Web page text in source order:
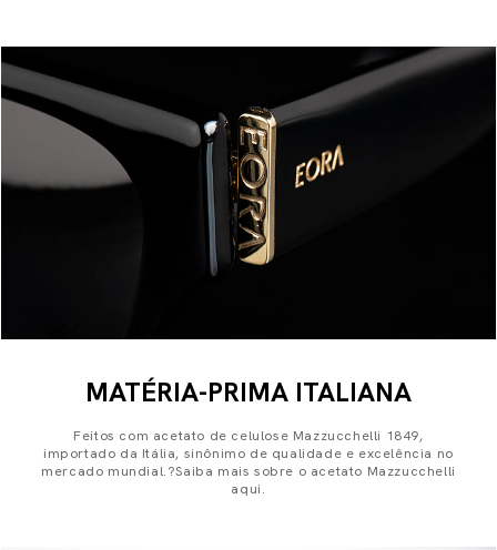
MATÉRIA-PRIMA ITALIANA
Feitos com acetato de celulose Mazzucchelli 1849,
importado da Itália, sinônimo de qualidade e excelência no
mercado mundial.?Saiba mais sobre o acetato Mazzucchelli
aqui.